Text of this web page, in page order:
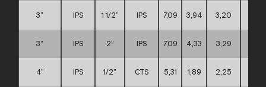
3” IPS 1 1/2” IPS 7,09 3,94 3,20
3” IPS 2” IPS 7,09 4,33 3,29
4” IPS 1/2” CTS 5,31 1,89 2,25